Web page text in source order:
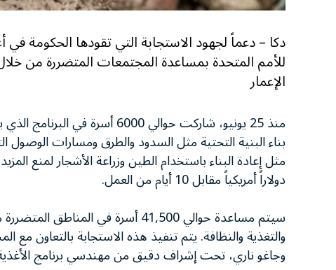
دكا – دعماً لجهود الاستجابة التي تقودها الحكومة في
للأمم المتحدة بمساعدة المجتمعات المتضررة من
الإعمار
منذ 25 يونيو، شاركت حوالي
بناء البنية التحتية مثل السدود والطرق ومسارات
دولاراً أمريكياً مقابل 10 أيام من العمل.
سيتم مساعدة حوالي 41,500 أسرة في
والتغذية والنظافة. يتم تنفيذ هذه الاستجابة بالتعاون مع
وجاغو ناري، تحت إشراف دقيق من مهندسي برنامج